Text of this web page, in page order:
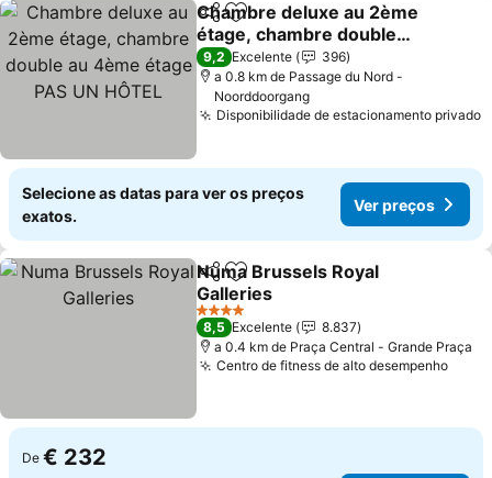
PartilharAdicionar aos favoritos
Chambre deluxe au 2ème
étage, chambre double
au 4ème étage PAS UN
HÔTEL
9,2 Excelente
396
a 0.8 km de Passage du Nord -
Noorddoorgang
Disponibilidade de estacionamento privado
Selecione as datas para ver os preços
exatos.
Ver preços
PartilharAdicionar aos favoritos
Numa Brussels Royal
Galleries
4 Estrelas
8,5 Excelente
8.837
a 0.4 km de Praça Central - Grande Praça
Centro de fitness de alto desempenho
De € 232